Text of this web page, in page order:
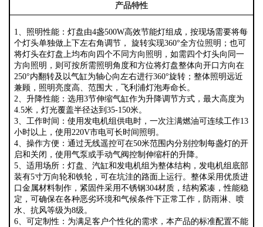
产品特性
1
、照明性能：灯盘由4盏500W高效节能灯组成，按现场需要将每
个灯头单独做上下左右角调节， 旋转实现360°全方位照明；也可
将灯头在灯盘上均布向四个不同方向照明，如需四个灯头向同一
方向照明，则可按所需照明角度和方位将灯盘整体向开口方向在
250°内翻转及以气缸为轴心向左右进行360°旋转；整体照明远近
兼顾，照明亮度高、范围大，飞利浦灯泡寿命长。
2 、升降性能：选用3节伸缩气缸作为升降调节方式，最大高度为
4.5米，灯光覆盖半径达到35-150米。
3 、工作时间：使用发电机组供电时，一次注满燃油可连续工作13
小时以上，使用220V市电可长时间照明。
4、操作方便：通过无线遥控可在50米范围内分别控制每盏灯的开
启和关闭，使用气泵或手动气阀控制伸缩杆的升降。
5、适用场所：灯盘、汽缸和发电机组为整体结构，发电机组底部
装有5寸万向轮和铁轮，可在坑洼的路面上运行。整体采用优质进
口金属材料制作，紧固件采用不锈钢304材质，结构紧凑，性能稳
定，可确保在各种恶劣环境和气候条件下正常工作，防雨淋、喷
水、抗风等级为8级。
6、可定制性：为满足客户个性化的需求，本产品的标准配置不能